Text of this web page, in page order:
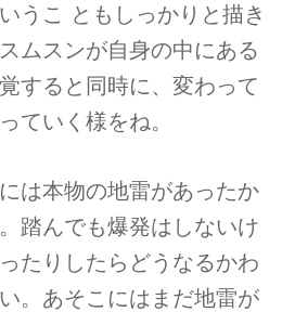
うこ ともしっかりと描き
ムスンが自身の中にある
すると同時に、変わって
ていく様をね。
は本物の地雷があったか
踏んでも爆発はしないけ
たりしたらどうなるかわ
。あそこにはまだ地雷が